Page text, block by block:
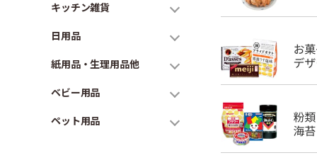
キッチン雑貨
日用品
紙用品・生理用品他
ベビー用品
ペット用品